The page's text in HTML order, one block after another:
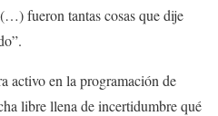
fueron tantas cosas que dije
activo en la programación de
libre llena de incertidumbre qué